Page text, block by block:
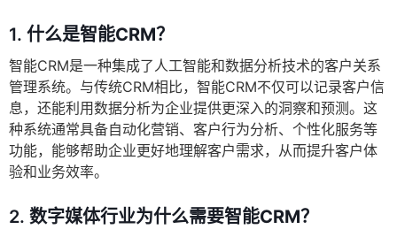
1. 什么是智能CRM？
智能CRM是一种集成了人工智能和数据分析技术的客户关系
管理系统。与传统CRM相比，智能CRM不仅可以记录客户信
息，还能利用数据分析为企业提供更深入的洞察和预测。这
种系统通常具备自动化营销、客户行为分析、个性化服务等
功能，能够帮助企业更好地理解客户需求，从而提升客户体
验和业务效率。
2. 数字媒体行业为什么需要智能CRM？